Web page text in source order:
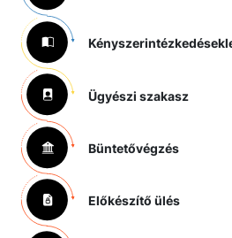
Kényszerintézkedések
Ügyészi szakasz
Büntetővégzés
Előkészítő ülés